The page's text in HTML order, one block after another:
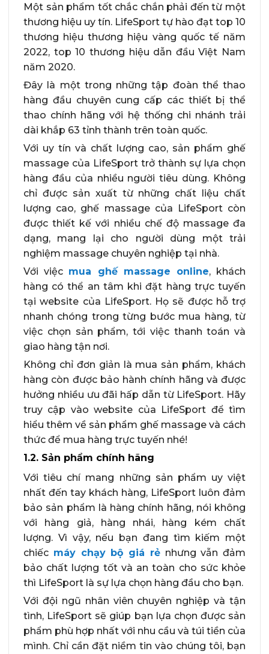
Một sản phẩm tốt chắc chắn phải đến từ một
thương hiệu uy tín. LifeSport tự hào đạt top 10
thương hiệu thương hiệu vàng quốc tế năm
2022, top 10 thương hiệu dẫn đầu Việt Nam
năm 2020.
Đây là một trong những tập đoàn thể thao
hàng đầu chuyên cung cấp các thiết bị thể
thao chính hãng với hệ thống chi nhánh trải
dài khắp 63 tỉnh thành trên toàn quốc.
Với uy tín và chất lượng cao, sản phẩm ghế
massage của LifeSport trở thành sự lựa chọn
hàng đầu của nhiều người tiêu dùng. Không
chỉ được sản xuất từ những chất liệu chất
lượng cao, ghế massage của LifeSport còn
được thiết kế với nhiều chế độ massage đa
dạng, mang lại cho người dùng một trải
nghiệm massage chuyên nghiệp tại nhà.
Với việc mua ghế massage online, khách
hàng có thể an tâm khi đặt hàng trực tuyến
tại website của LifeSport. Họ sẽ được hỗ trợ
nhanh chóng trong từng bước mua hàng, từ
việc chọn sản phẩm, tới việc thanh toán và
giao hàng tận nơi.
Không chỉ đơn giản là mua sản phẩm, khách
hàng còn được bảo hành chính hãng và được
hưởng nhiều ưu đãi hấp dẫn từ LifeSport. Hãy
truy cập vào website của LifeSport để tìm
hiểu thêm về sản phẩm ghế massage và cách
thức để mua hàng trực tuyến nhé!
1.2. Sản phẩm chính hãng
Với tiêu chí mang những sản phẩm uy việt
nhất đến tay khách hàng, LifeSport luôn đảm
bảo sản phẩm là hàng chính hãng, nói không
với hàng giả, hàng nhái, hàng kém chất
lượng. Vì vậy, nếu bạn đang tìm kiếm một
chiếc máy chạy bộ giá rẻnhưng vẫn đảm
bảo chất lượng tốt và an toàn cho sức khỏe
thì LifeSport là sự lựa chọn hàng đầu cho bạn.
Với đội ngũ nhân viên chuyên nghiệp và tận
tình, LifeSport sẽ giúp bạn lựa chọn được sản
phẩm phù hợp nhất với nhu cầu và túi tiền của
mình. Chỉ cần đặt niềm tin vào chúng tôi, bạn